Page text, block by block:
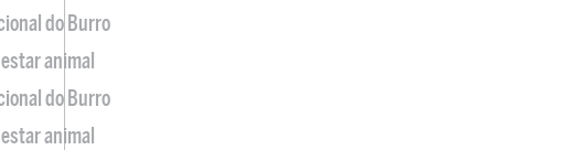
do Burro
animal
do Burro
animal